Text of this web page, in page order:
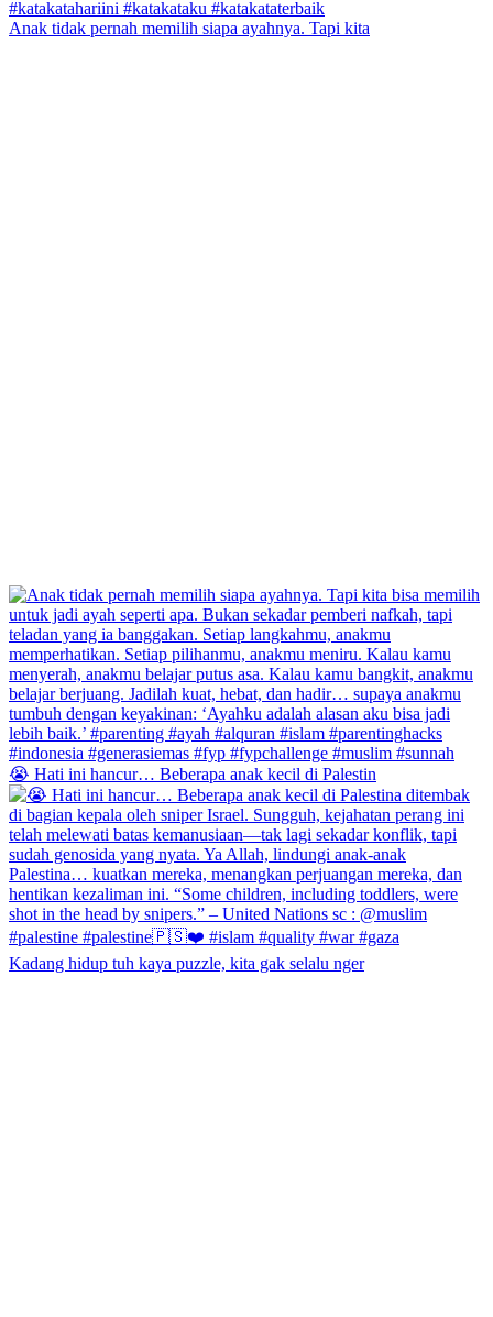
Anak tidak pernah memilih siapa ayahnya. Tapi kita
😭 Hati ini hancur… Beberapa anak kecil di Palestin
Kadang hidup tuh kaya puzzle, kita gak selalu nger